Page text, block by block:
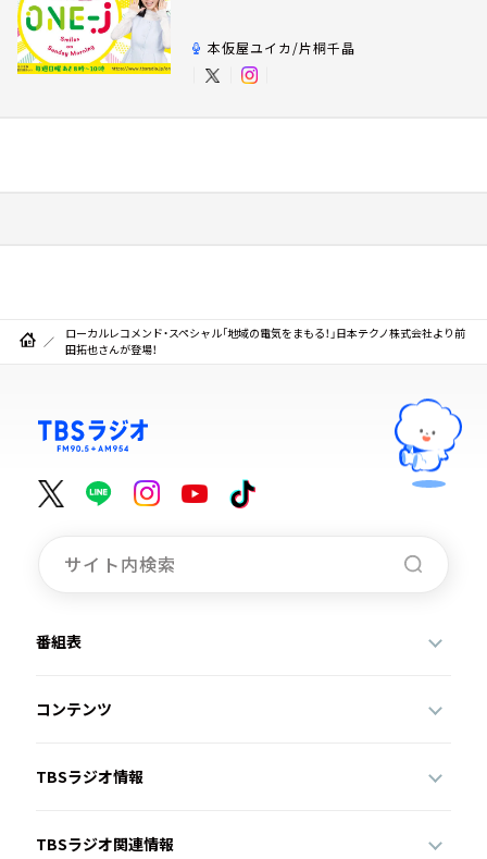
本仮屋ユイカ/片桐千晶
ローカルレコメンド・スペシャル「地域の電気をまもる！」日本テクノ株式会社より前
田拓也さんが登場！
番組表
コンテンツ
TBSラジオ情報
TBSラジオ関連情報